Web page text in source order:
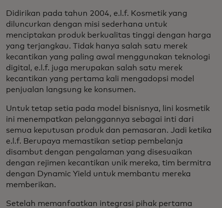
Didirikan pada tahun 2004, e.l.f. Kosmetik yang
diluncurkan dengan misi sederhana untuk
menciptakan produk berkualitas tinggi dengan harga
yang terjangkau. Tidak hanya salah satu merek
kecantikan yang paling awal menggunakan teknologi
digital, e.l.f. juga merupakan salah satu merek
kecantikan yang pertama kali mengadopsi model
penjualan langsung ke konsumen.
Untuk tetap setia pada model bisnisnya, lini kosmetik
ini menempatkan pelanggannya sebagai inti dari
semua keputusan produk dan pemasaran. Jadi ketika
e.l.f. Berupaya memastikan setiap pembelanja
disambut dengan pengalaman yang disesuaikan
dengan rejimen kecantikan unik mereka, tim bermitra
dengan Dynamic Yield untuk membantu mereka
memberikan.
Setelah memanfaatkan integrasi pihak pertama